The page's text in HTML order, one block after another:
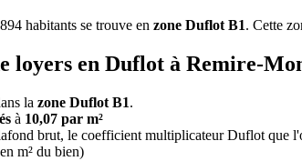
habitants se trouve en zone Duflot B1. Cette
loyers en Duflot à Remire-
la zone Duflot B1.
à 10,07 par m²
brut, le coefficient multiplicateur Duflot que
m² du bien)